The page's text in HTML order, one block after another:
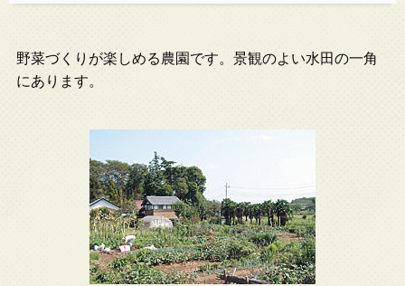
野菜づくりが楽しめる農園です。景観のよい水田の一角
にあります。